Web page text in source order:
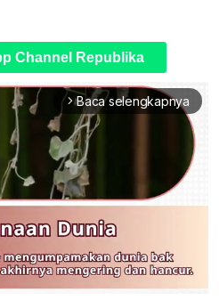
Channel Republika
arrow_forward_ios Baca selengkapnya